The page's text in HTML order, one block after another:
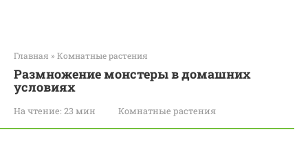
Главная » Комнатные растения
Размножение монстеры в домашних
условиях
На чтение: 23 мин Комнатные растения